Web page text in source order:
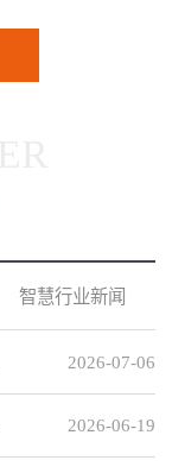
智慧行业新闻
2026-07-06
2026-06-19